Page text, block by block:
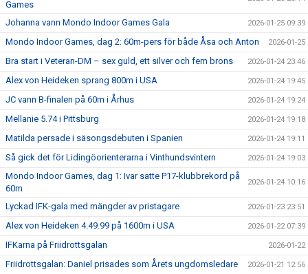
Games
Johanna vann Mondo Indoor Games Gala 2026-01-25 09:39
Mondo Indoor Games, dag 2: 60m-pers för både Åsa och Anton 2026-01-25
Bra start i Veteran-DM – sex guld, ett silver och fem brons 2026-01-24 23:46
Alex von Heideken sprang 800m i USA 2026-01-24 19:45
JC vann B-finalen på 60m i Århus 2026-01-24 19:24
Mellanie 5.74 i Pittsburg 2026-01-24 19:18
Matilda persade i säsongsdebuten i Spanien 2026-01-24 19:11
Så gick det för Lidingöorienterarna i Vinthundsvintern 2026-01-24 19:03
Mondo Indoor Games, dag 1: Ivar satte P17-klubbrekord på
60m
2026-01-24 10:16
Lyckad IFK-gala med mängder av pristagare 2026-01-23 23:51
Alex von Heideken 4.49.99 på 1600m i USA 2026-01-22 07:39
IFKarna på Friidrottsgalan 2026-01-22
Friidrottsgalan: Daniel prisades som Årets ungdomsledare 2026-01-21 12:56